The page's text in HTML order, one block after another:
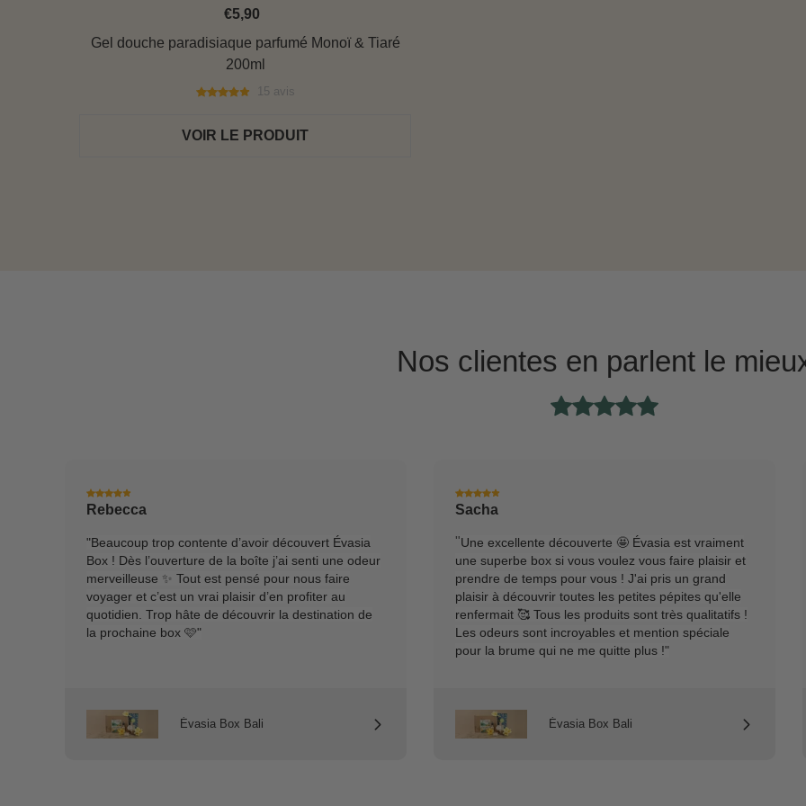
€5,90
Gel douche paradisiaque parfumé Monoï & Tiaré
200ml
15 avis
VOIR LE PRODUIT
Nos clientes en parlent le
Rebecca
"Beaucoup trop contente d’avoir découvert Évasia
Box ! Dès l’ouverture de la boîte j’ai senti une odeur
merveilleuse ✨ Tout est pensé pour nous faire
voyager et c’est un vrai plaisir d’en profiter au
quotidien. Trop hâte de découvrir la destination de
la prochaine box 🩷"
Évasia Box Bali
Sacha
"Une excellente découverte 🤩 Évasia est vraiment
une superbe box si vous voulez vous faire plaisir et
prendre de temps pour vous ! J'ai pris un grand
plaisir à découvrir toutes les petites pépites qu'elle
renfermait 🥰 Tous les produits sont très qualitatifs !
Les odeurs sont incroyables et mention spéciale
pour la brume qui ne me quitte plus !"
Évasia Box Bali